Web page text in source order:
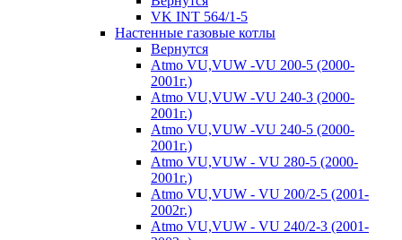
VK INT 564/1-5
Настенные газовые котлы
Вернутся
Atmo VU,VUW -VU 200-5 (2000-
2001г.)
Atmo VU,VUW -VU 240-3 (2000-
2001г.)
Atmo VU,VUW -VU 240-5 (2000-
2001г.)
Atmo VU,VUW - VU 280-5 (2000-
2001г.)
Atmo VU,VUW - VU 200/2-5 (2001-
2002г.)
Atmo VU,VUW - VU 240/2-3 (2001-